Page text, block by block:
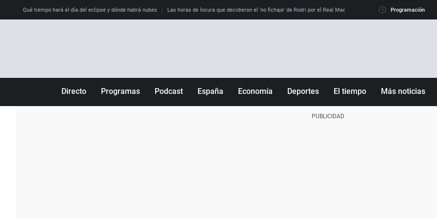
Qué tiempo hará el día del eclipse y dónde habrá nubes Las horas de locura que decidieron el 'no fichaje' de Rodri por el Real Madrid y su 'sí' al Barça La llamada
Programación
Directo Programas Podcast España Economía Deportes El tiempo Más noticias